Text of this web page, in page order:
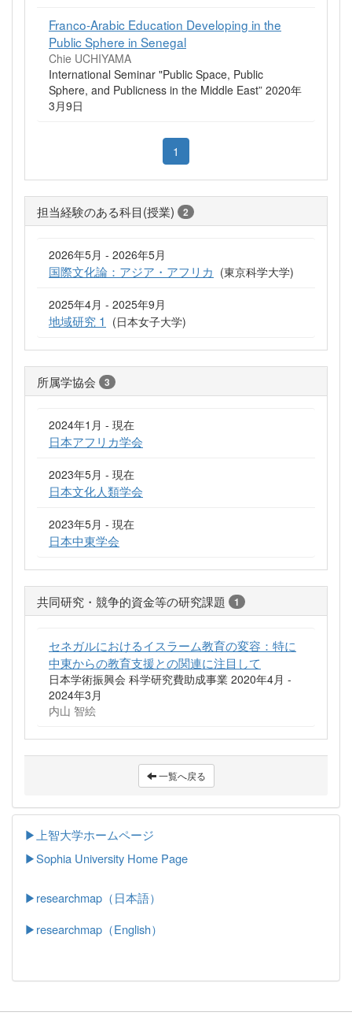
Franco-Arabic Education Developing in the
Public Sphere in Senegal
Chie UCHIYAMA
International Seminar "Public Space, Public
Sphere, and Publicness in the Middle East” 2020年
3月9日
1
担当経験のある科目(授業) 2
2026年5月 - 2026年5月
国際文化論：アジア・アフリカ (東京科学大学)
2025年4月 - 2025年9月
地域研究 1 (日本女子大学)
所属学協会 3
2024年1月 - 現在
日本アフリカ学会
2023年5月 - 現在
日本文化人類学会
2023年5月 - 現在
日本中東学会
共同研究・競争的資金等の研究課題 1
セネガルにおけるイスラーム教育の変容：特に
中東からの教育支援との関連に注目して
日本学術振興会 科学研究費助成事業 2020年4月 -
2024年3月
内山 智絵
一覧へ戻る
▶上智大学ホームページ
▶Sophia University Home Page
▶researchmap（日本語）
▶researchmap（English）